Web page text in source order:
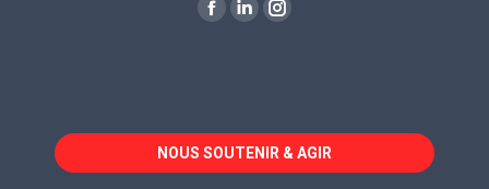
La
dans
une
La
dans
une
La
dans
une
NOUS SOUTENIR & AGIR